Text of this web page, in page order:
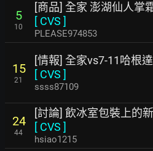
5
10
[商品] 全家 澎湖仙人掌
[ CVS ]
PLEASE974853
15
21
[情報] 全家vs7-11哈根
[ CVS ]
ssss87109
24
44
[討論] 飲冰室包裝上的
[ CVS ]
hsiao1215